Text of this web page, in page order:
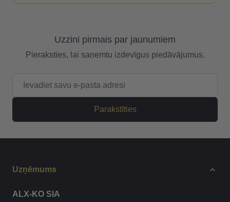
Uzzini pirmais par jaunumiem
Pieraksties, lai saņemtu izdevīgus piedāvājumus.
Parakstīties
Uzņēmums
ALX-KO SIA